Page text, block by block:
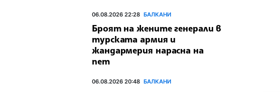
06.08.2026 22:28 БАЛКАНИ
Броят на жените генерали в
турската армия и
жандармерия нарасна на
пет
06.08.2026 20:48 БАЛКАНИ